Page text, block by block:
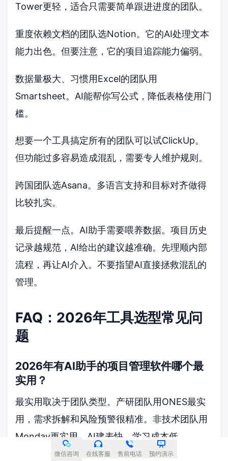
Tower更轻，适合只需要简单跟进进度的团队。
重度依赖文档的团队选Notion。它的AI处理文本
能力出色。但要注意，它的项目追踪能力偏弱。
数据量极大、习惯用Excel的团队用
Smartsheet。AI能帮你写公式，降低表格使用门
槛。
想要一个工具搞定所有的团队可以试ClickUp。
但功能过多容易造成混乱，需要专人维护规则。
跨国团队选Asana。多语言支持和目标对齐做得
比较扎实。
最后提醒一点。AI助手需要喂养数据。项目历史
记录越规范，AI给出的建议越准确。先理顺内部
流程，再让AI介入。不要指望AI直接拯救混乱的
管理。
FAQ：2026年工具选型常见问
题
2026年有AI助手的项目管理软件哪个最
实用？
最实用取决于团队类型。产研团队用ONES最实
用，需求拆解和风险预警很精准。非技术团队用
Monday更实用，AI建表快，学习成本低。
微信咨询 在线客服 售前电话 预约演示